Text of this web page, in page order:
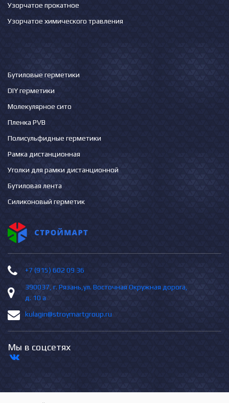
Узорчатое прокатное
Узорчатое химического травления
Бутиловые герметики
DIY герметики
Молекулярное сито
Пленка PVB
Полисульфидные герметики
Рамка дистанционная
Уголки для рамки дистанционной
Бутиловая лента
Силиконовый герметик
+7 (915) 602 09 36
390037, г. Рязань,ул. Восточная Окружная дорога,
д. 10 а
kulagin@stroymartgroup.ru
Мы в соцсетях